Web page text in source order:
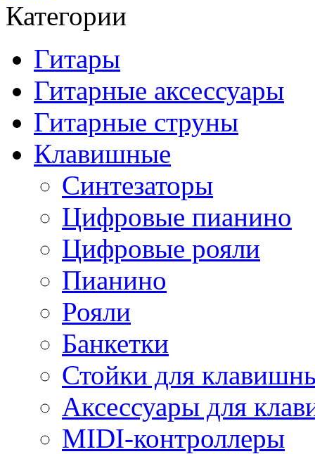
Категории
Гитары
Гитарные аксессуары
Гитарные струны
Клавишные
Синтезаторы
Цифровые пианино
Цифровые рояли
Пианино
Рояли
Банкетки
Стойки для
Аксессуары для
MIDI-контроллеры